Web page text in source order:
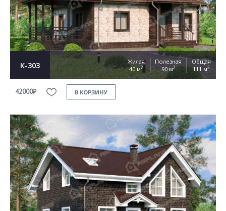
К-303
Жилая
40 м2
Полезная
90 м2
Общая
111 м2
42000₽ В КОРЗИНУ